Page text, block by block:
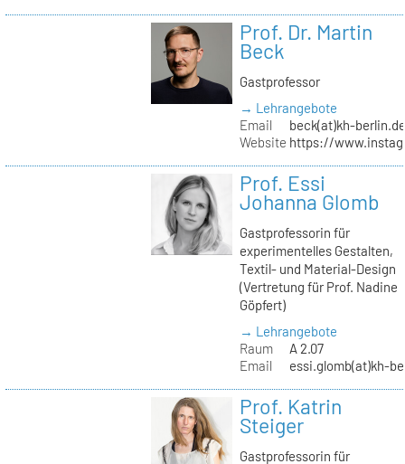
Prof. Dr. Martin
Beck
Gastprofessor
→ Lehrangebote
Email
beck(at)kh-
Website https://
Prof. Essi
Johanna Glomb
Gastprofessorin für
experimentelles Gestalten,
Textil- und Material-Design
(Vertretung für Prof. Nadine
Göpfert)
→ Lehrangebote
Raum
A 2.07
Email
essi.glomb(at)kh-
Prof. Katrin
Steiger
Gastprofessorin für